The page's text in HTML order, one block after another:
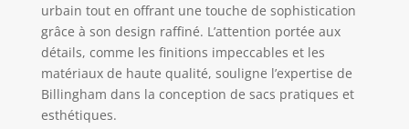
urbain tout en offrant une touche de sophistication
grâce à son design raffiné. L’attention portée aux
détails, comme les finitions impeccables et les
matériaux de haute qualité, souligne l’expertise de
Billingham dans la conception de sacs pratiques et
esthétiques.